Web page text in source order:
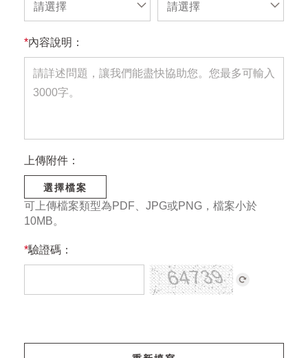
請選擇 請選擇
*內容說明：
上傳附件：
選擇檔案
可上傳檔案類型為PDF、JPG或PNG，檔案小於
10MB。
*驗證碼：